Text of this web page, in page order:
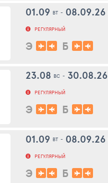
01.09 ВТ - 08.09.26
РЕГУЛЯРНЫЙ
Э Б
23.08 ВС - 30.08.26
РЕГУЛЯРНЫЙ
Э Б
01.09 ВТ - 08.09.26
РЕГУЛЯРНЫЙ
Э Б